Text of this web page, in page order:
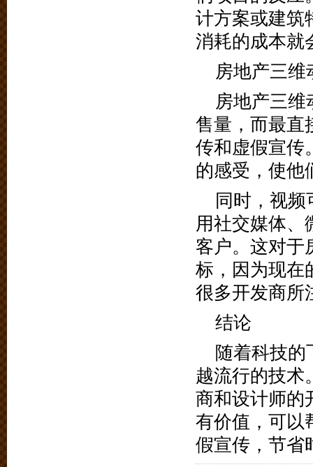
计方案或建筑
消耗的成本就
房地产三
房地产三
售量，而最直
传和虚假宣传
的感受，使他
同时，视
用社交媒体、
客户。这对于
标，因为现在
很多开发商所
结论
随着科技
越流行的技术
商和设计师的
有价值，可以
假宣传，节省